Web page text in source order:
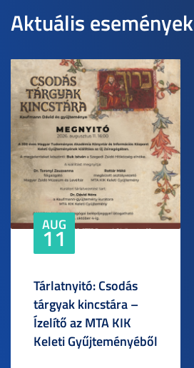
Aktuális események
AUG
11
Tárlatnyitó: Csodás
tárgyak kincstára –
Ízelítő az MTA KIK
Keleti Gyűjteményéből